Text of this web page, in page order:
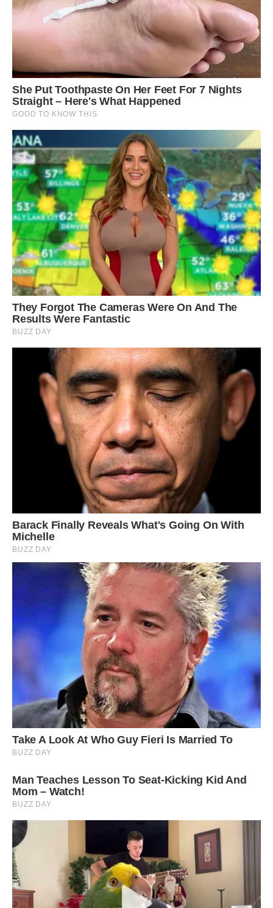
Коли вони вийшли з під’їзду, на лавці сиділа Тамара, а
сини вантажили у стару іржаву копійку картоплю, щоб
їхати на дачу.
Марті Василівні стало так самотньо, ніяково. Один із синів
Тамари підійшов до Івана, щоб з’ясувати, куди це вирушає
його мати з речами.
– На місце її добре визначив. Я в змозі сплатити за її
перебування в пансіонаті. Там місце для людей такого
віку, як вона.
– Давай ти її перевезеш до нас? Мама в кімнаті має місце,
вона не проти. Погоджуйся.
Ще чого! Чим ви її там годуватимете? Кашею гречаною?
Їй там краще буде, я знаю.
Не допомогли ні благання матері, ні сусідів. Іван закрив за
мамою двері автівки. Через місяць вона відійшла на
небеса.Не витримала вона такої поведінки сина, який так і
не приїхав до неї…
Фото ілюстративне – спеціально для ibilingua
Сподобалася стаття? Поділіться з друзями на Facebook!